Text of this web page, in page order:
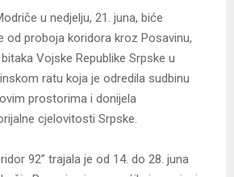
u nedjelju, 21. juna, biće
od proboja koridora kroz Posavinu,
Vojske Republike Srpske u
ratu koja je odredila sudbinu
prostorima i donijela
cjelovitosti Srpske.
92” trajala je od 14. do 28. juna